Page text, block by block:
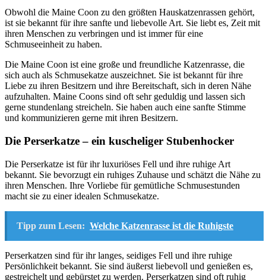
Obwohl die Maine Coon zu den größten Hauskatzenrassen gehört,
ist sie bekannt für ihre sanfte und liebevolle Art. Sie liebt es, Zeit mit
ihren Menschen zu verbringen und ist immer für eine
Schmuseeinheit zu haben.
Die Maine Coon ist eine große und freundliche Katzenrasse, die
sich auch als Schmusekatze auszeichnet. Sie ist bekannt für ihre
Liebe zu ihren Besitzern und ihre Bereitschaft, sich in deren Nähe
aufzuhalten. Maine Coons sind oft sehr geduldig und lassen sich
gerne stundenlang streicheln. Sie haben auch eine sanfte Stimme
und kommunizieren gerne mit ihren Besitzern.
Die Perserkatze – ein kuscheliger Stubenhocker
Die Perserkatze ist für ihr luxuriöses Fell und ihre ruhige Art
bekannt. Sie bevorzugt ein ruhiges Zuhause und schätzt die Nähe zu
ihren Menschen. Ihre Vorliebe für gemütliche Schmusestunden
macht sie zu einer idealen Schmusekatze.
Tipp zum Lesen: Welche Katzenrasse ist die Ruhigste
Perserkatzen sind für ihr langes, seidiges Fell und ihre ruhige
Persönlichkeit bekannt. Sie sind äußerst liebevoll und genießen es,
gestreichelt und gebürstet zu werden. Perserkatzen sind oft ruhig